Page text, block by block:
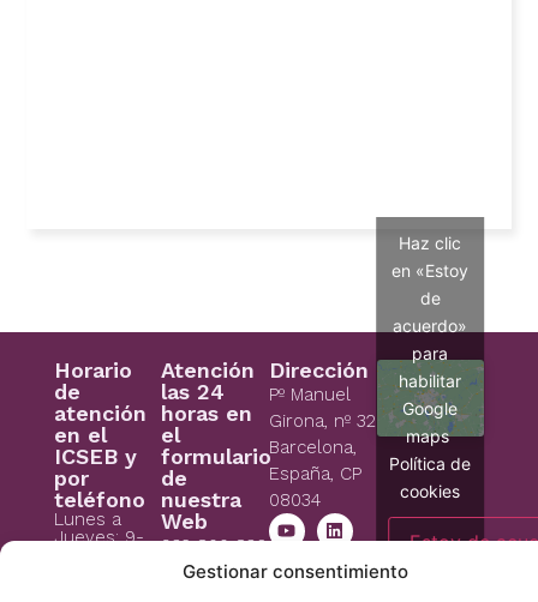
Gestionar consentimiento
Horario
de
atención
en el
ICSEB y
por
teléfono
Lunes a
Jueves: 9-
Atención
las 24
horas en
el
formulario
de
nuestra
Web
932 800 836
932 066 406
Dirección
Pº Manuel
Girona, nº 32
Barcelona,
España, CP
08034
Haz clic
en «Estoy
de
acuerdo»
para
habilitar
Google
maps
Política de
cookies
Estoy de